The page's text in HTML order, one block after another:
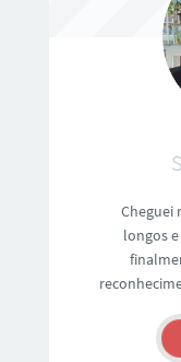
Cheguei
longos e